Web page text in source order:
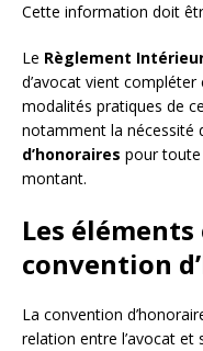
Cette information doit
Le Règlement
d’avocat vient
modalités pratiques de
notamment la nécessité
d’honoraires pour toute
montant.
Les
convention
La convention
relation entre l’avocat et